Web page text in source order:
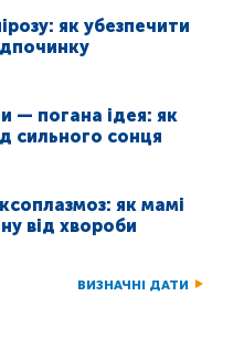
як убезпечити
— погана ідея: як
сильного сонця
як мамі
від хвороби
ВИЗНАЧНІ ДАТИ